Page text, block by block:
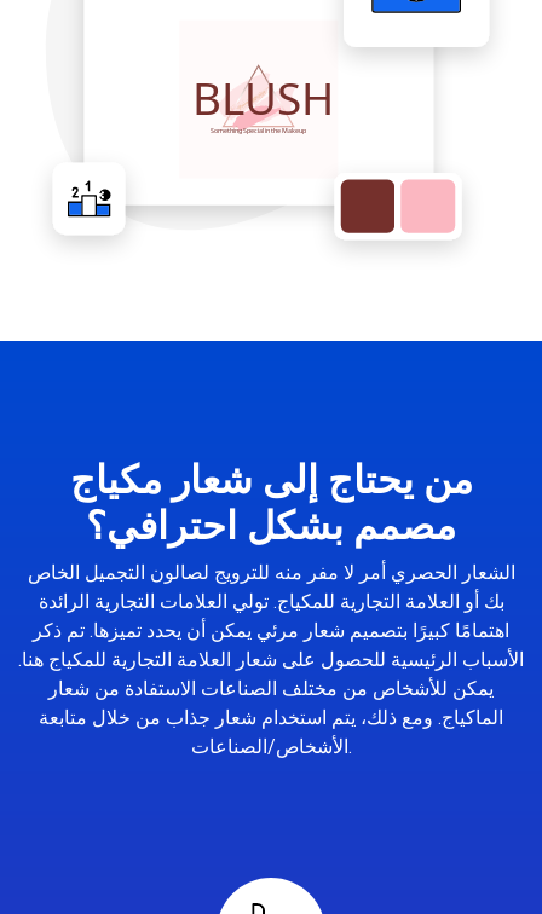
من يحتاج إلى شعار مكياج
مصمم بشكل احترافي؟
الشعار الحصري أمر لا مفر منه للترويج لصالون التجميل الخاص
بك أو العلامة التجارية للمكياج. تولي العلامات التجارية الرائدة
اهتمامًا كبيرًا بتصميم شعار مرئي يمكن أن يحدد تميزها. تم ذكر
الأسباب الرئيسية للحصول على شعار العلامة التجارية للمكياج هنا.
يمكن للأشخاص من مختلف الصناعات الاستفادة من شعار
الماكياج. ومع ذلك، يتم استخدام شعار جذاب من خلال متابعة
الأشخاص/الصناعات.